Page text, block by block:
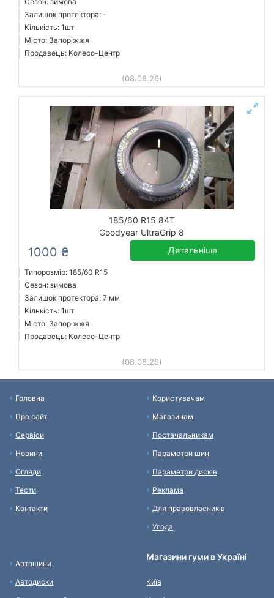
Залишок протектора: -
Кількість: 1шт
Місто: Запоріжжя
Продавець: Колесо-Центр
(08.08.26)
185/60 R15 84T
Goodyear UltraGrip 8
1000 ₴ Детальніше
Типорозмір: 185/60 R15
Сезон: зимова
Залишок протектора: 7 мм
Кількість: 1шт
Місто: Запоріжжя
Продавець: Колесо-Центр
(08.08.26)
Головна
Про сайт
Сервіси
Новини
Огляди
Тести
Контакти
Користувачам
Магазинам
Постачальникам
Параметри шин
Параметри дисків
Реклама
Для правовласників
Угода
Автошини
Автодиски
Магазини гуми в Україні
Київ